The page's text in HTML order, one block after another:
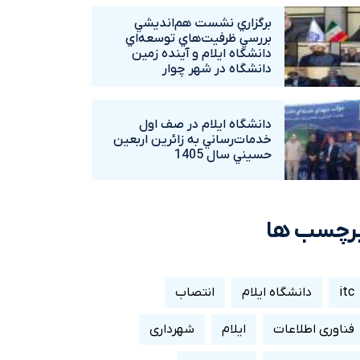
برگزاري نشست هم‌انديشي
بررسي ظرفيت‌هاي توسعه‌اي
دانشگاه ايلام و آينده زمين
دانشگاه در شهر چوار
دانشگاه ايلام در صف اول
خدمات‌رساني به زائرين اربعين
حسيني سال 1405
ها
itc دانشگاه ایلام انتصاب
فناوری اطلاعات ایلام شهرداری